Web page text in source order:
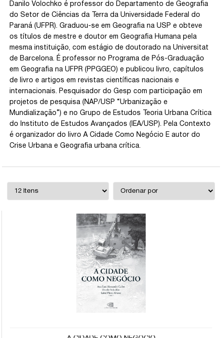
Danilo Volochko é professor do Departamento de Geografia
do Setor de Ciências da Terra da Universidade Federal do
Paraná (UFPR). Graduou-se em Geografia na USP e obteve
os títulos de mestre e doutor em Geografia Humana pela
mesma instituição, com estágio de doutorado na Universitat
de Barcelona. É professor no Programa de Pós-Graduação
em Geografia na UFPR (PPGGEO) e publicou livro, capítulos
de livro e artigos em revistas científicas nacionais e
internacionais. Pesquisador do Gesp com participação em
projetos de pesquisa (NAP/USP “Urbanização e
Mundialização”) e no Grupo de Estudos Teoria Urbana Crítica
do Instituto de Estudos Avançados (IEA/USP). Pela Contexto
é organizador do livro A Cidade Como Negócio E autor do
Crise Urbana e Geografia urbana crítica.